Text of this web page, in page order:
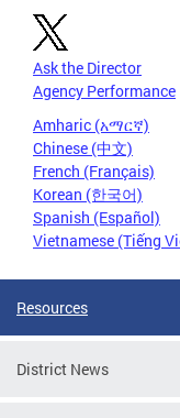
Ask the Director
Agency Performance
Amharic (አማርኛ)
Chinese (中文)
French (Français)
Korean (한국어)
Spanish (Español)
Vietnamese (Tiếng
Resources
District News